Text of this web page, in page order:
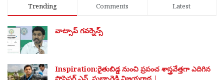
Trending Comments Latest
వాట్సాప్ గవర్నెన్స్
Inspiration:రైతుబిడ్డ నుంచి ప్రపంచ శాస్త్రవేత్తగా ఎదిగిన